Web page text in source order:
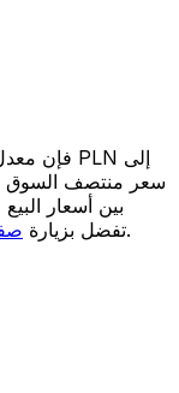
بين أسعار
تكلفة هذا التحويل مع Xe، تفضل بزيارة.